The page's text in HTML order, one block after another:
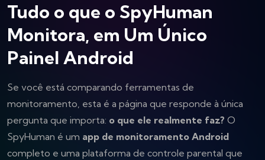
Tudo o que o SpyHuman
Monitora, em Um Único
Painel Android
Se você está comparando ferramentas de
monitoramento, esta é a página que responde à única
pergunta que importa: o que ele realmente faz? O
SpyHuman é um app de monitoramento Android
completo e uma plataforma de controle parental que